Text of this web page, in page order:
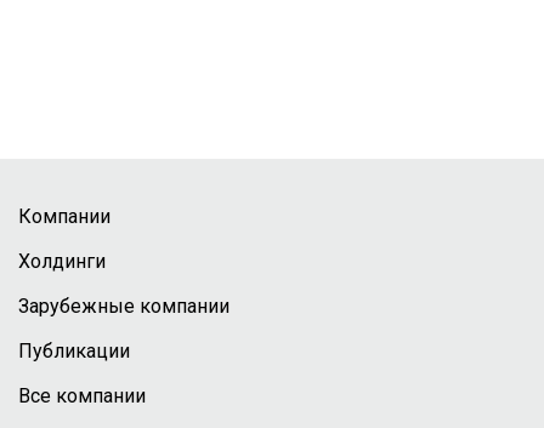
Компании
Холдинги
Зарубежные компании
Публикации
Все компании